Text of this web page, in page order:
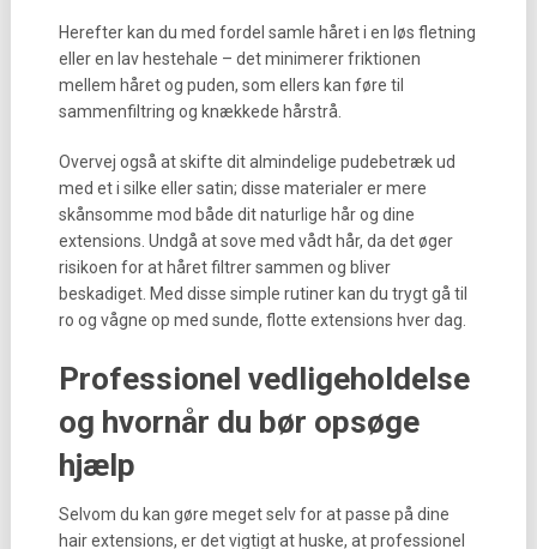
Herefter kan du med fordel samle håret i en løs fletning
eller en lav hestehale – det minimerer friktionen
mellem håret og puden, som ellers kan føre til
sammenfiltring og knækkede hårstrå.
Overvej også at skifte dit almindelige pudebetræk ud
med et i silke eller satin; disse materialer er mere
skånsomme mod både dit naturlige hår og dine
extensions. Undgå at sove med vådt hår, da det øger
risikoen for at håret filtrer sammen og bliver
beskadiget. Med disse simple rutiner kan du trygt gå til
ro og vågne op med sunde, flotte extensions hver dag.
Professionel vedligeholdelse
og hvornår du bør opsøge
hjælp
Selvom du kan gøre meget selv for at passe på dine
hair extensions, er det vigtigt at huske, at professionel